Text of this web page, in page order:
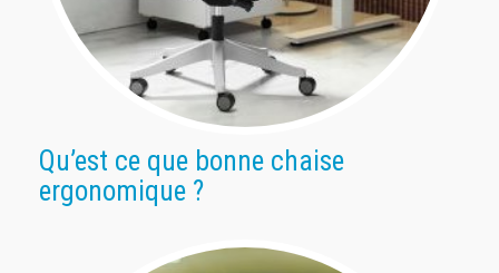
Qu’est ce que bonne chaise
ergonomique ?